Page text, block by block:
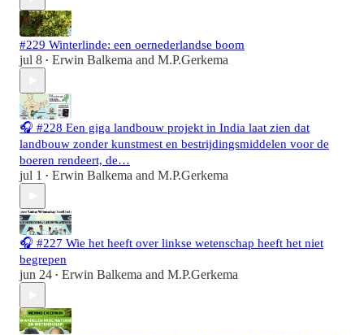
#229 Winterlinde: een oernederlandse boom
jul 8 • Erwin Balkema and M.P.Gerkema
🎧 #228 Een giga landbouw projekt in India laat zien dat
landbouw zonder kunstmest en bestrijdingsmiddelen voor de
boeren rendeert, de…
jul 1 • Erwin Balkema and M.P.Gerkema
🎧 #227 Wie het heeft over linkse wetenschap heeft het niet
begrepen
jun 24 • Erwin Balkema and M.P.Gerkema